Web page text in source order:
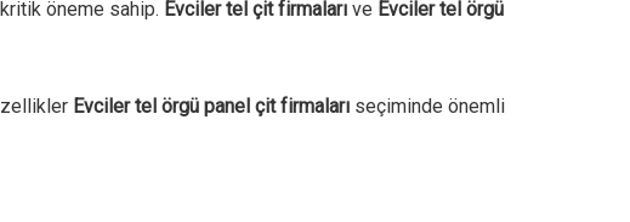
öneme sahip. Evciler tel çit firmaları ve Evciler tel örgü
Evciler tel örgü panel çit firmaları seçiminde önemli